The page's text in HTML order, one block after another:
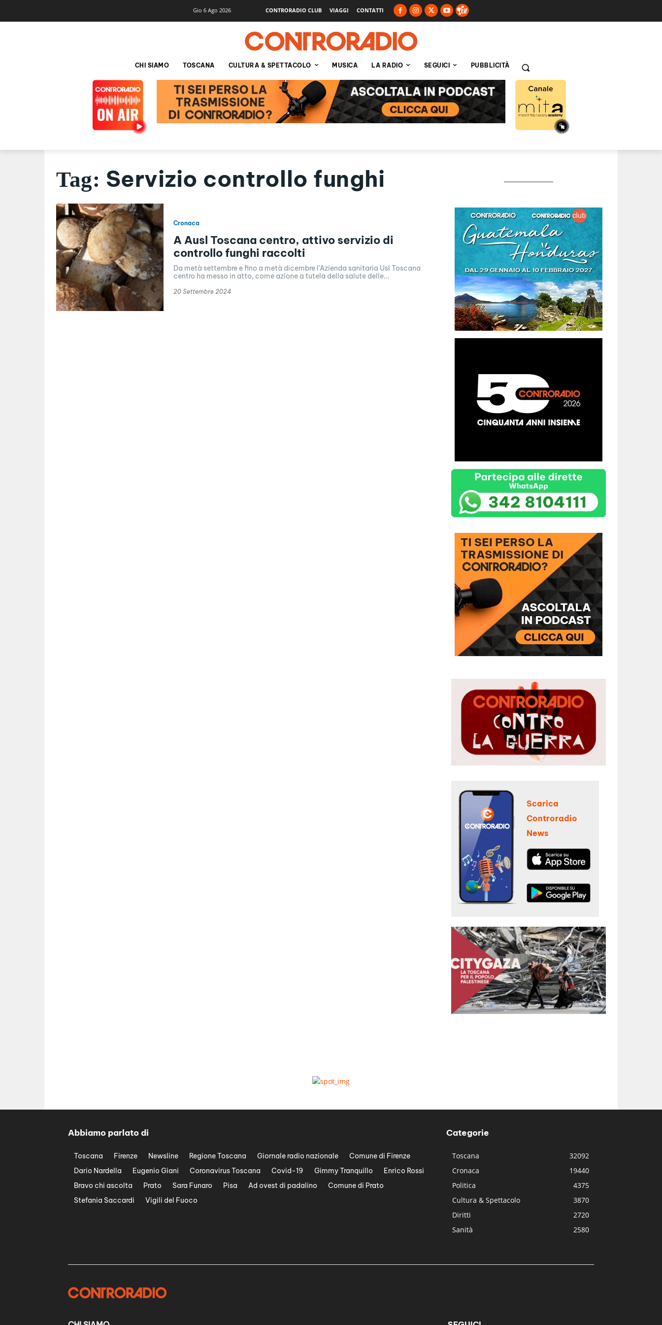
Gio 6 Ago 2026 CONTRORADIO CLUB VIAGGI CONTATTI
CHI SIAMO TOSCANA CULTURA & SPETTACOLO MUSICA LA RADIO SEGUICI PUBBLICITÀ
Tag: Servizio controllo funghi
Cronaca
A Ausl Toscana centro, attivo servizio di
controllo funghi raccolti
Da metà settembre e fino a metà dicembre l'Azienda sanitaria Usl Toscana
centro ha messo in atto, come azione a tutela della salute delle...
20 Settembre 2024
Scarica
Controradio
News
Abbiamo parlato di
Toscana Firenze Newsline Regione Toscana Giornale radio nazionale
Comune di Firenze
Dario Nardella
Eugenio Giani Coronavirus Toscana Covid-19 Gimmy Tranquillo
Enrico Rossi
Bravo chi ascolta
Prato Sara Funaro Pisa Ad ovest di padalino
Comune di Prato
Stefania Saccardi
Vigili del Fuoco
Categorie
Toscana
32092
Cronaca
19440
Politica
4375
Cultura & Spettacolo
3870
Diritti
2720
Sanità
2580